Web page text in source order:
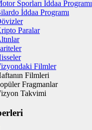
Sporları İddaa Programı
İddaa Programı
Paralar
Filmler
Filmleri
Fragmanlar
Takvimi